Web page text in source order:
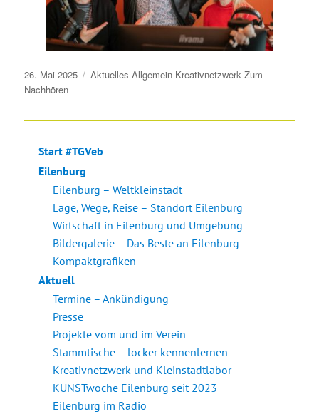
Veröffentlicht
am
26. Mai 2025 Aktuelles Allgemein Kreativnetzwerk Zum
Nachhören
Start #TGVeb
Eilenburg
Eilenburg – Weltkleinstadt
Lage, Wege, Reise – Standort Eilenburg
Wirtschaft in Eilenburg und Umgebung
Bildergalerie – Das Beste an Eilenburg
Kompaktgrafiken
Aktuell
Termine – Ankündigung
Presse
Projekte vom und im Verein
Stammtische – locker kennenlernen
Kreativnetzwerk und Kleinstadtlabor
KUNSTwoche Eilenburg seit 2023
Eilenburg im Radio